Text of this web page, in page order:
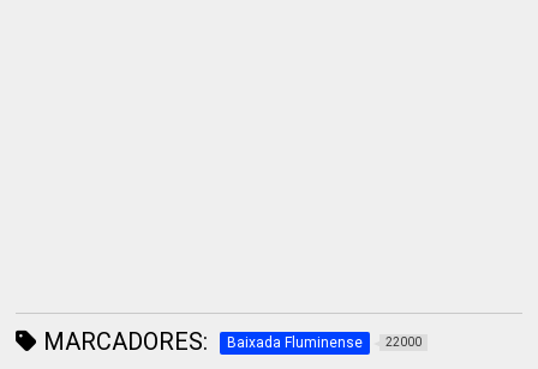
MARCADORES: Baixada Fluminense 22000